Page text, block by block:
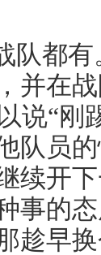
队都
并在
说“刚
队员
续开
事的
趁早